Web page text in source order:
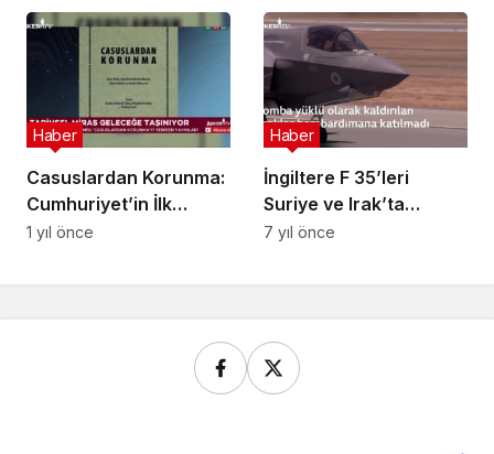
Casuslardan Korunma:
Cumhuriyet’in İlk
İstihbarat Rehberi
Haber
1 yıl önce
İngiltere F 35’leri
Suriye ve Irak’ta
uçuruyor | F 35’lerin
Haber
7 yıl önce